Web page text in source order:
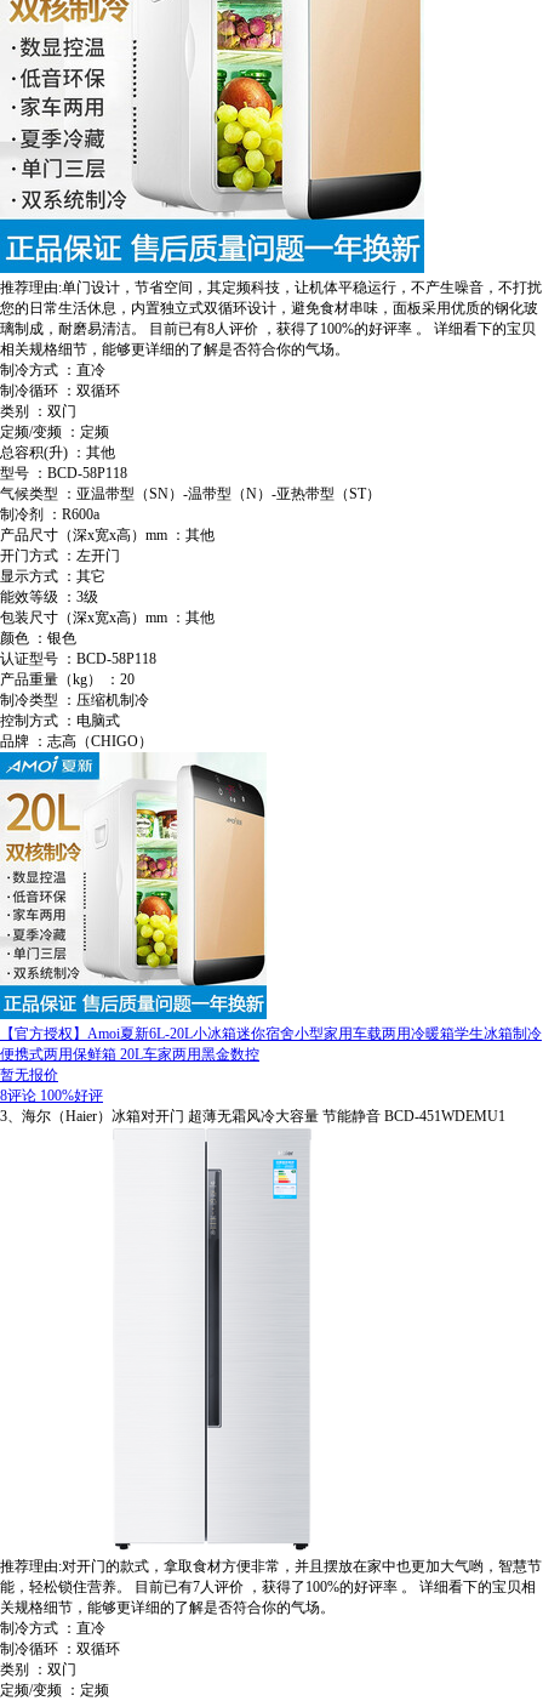
推荐理由:单门设计，节省空间，其定频科技，让机体平稳运行，不产生噪音，不打扰
您的日常生活休息，内置独立式双循环设计，避免食材串味，面板采用优质的钢化玻
璃制成，耐磨易清洁。
目前已有8人评价 ，获得了100%的好评率 。
详细看下的宝贝
相关规格细节，能够更详细的了解是否符合你的气场。
制冷方式 ：直冷
制冷循环 ：双循环
类别 ：双门
定频/变频 ：定频
总容积(升) ：其他
型号 ：BCD-58P118
气候类型 ：亚温带型（SN）-温带型（N）-亚热带型（ST）
制冷剂 ：R600a
产品尺寸（深x宽x高）mm ：其他
开门方式 ：左开门
显示方式 ：其它
能效等级 ：3级
包装尺寸（深x宽x高）mm ：其他
颜色 ：银色
认证型号 ：BCD-58P118
产品重量（kg） ：20
制冷类型 ：压缩机制冷
控制方式 ：电脑式
品牌 ：志高（CHIGO）
【官方授权】Amoi夏新6L-20L小冰箱迷你宿舍小型家用车载两用冷暖箱学生冰箱制冷
便携式两用保鲜箱 20L车家两用黑金数控
暂无报价
8评论 100%好评
3、海尔（Haier）冰箱对开门 超薄无霜风冷大容量 节能静音 BCD-451WDEMU1
推荐理由:对开门的款式，拿取食材方便非常，并且摆放在家中也更加大气哟，智慧节
能，轻松锁住营养。
目前已有7人评价 ，获得了100%的好评率 。
详细看下的宝贝相
关规格细节，能够更详细的了解是否符合你的气场。
制冷方式 ：直冷
制冷循环 ：双循环
类别 ：双门
定频/变频 ：定频